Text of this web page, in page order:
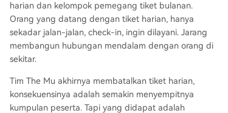
harian dan kelompok pemegang tiket bulanan.
Orang yang datang dengan tiket harian, hanya
sekadar jalan-jalan, check-in, ingin dilayani. Jarang
membangun hubungan mendalam dengan orang di
sekitar.
Tim The Mu akhirnya membatalkan tiket harian,
konsekuensinya adalah semakin menyempitnya
kumpulan peserta. Tapi yang didapat adalah